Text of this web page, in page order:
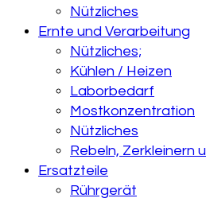
Nützliches
Ernte und Verarbeitung
Nützliches;
Kühlen / Heizen
Laborbedarf
Mostkonzentration
Nützliches
Rebeln, Zerkleinern
Ersatzteile
Rührgerät